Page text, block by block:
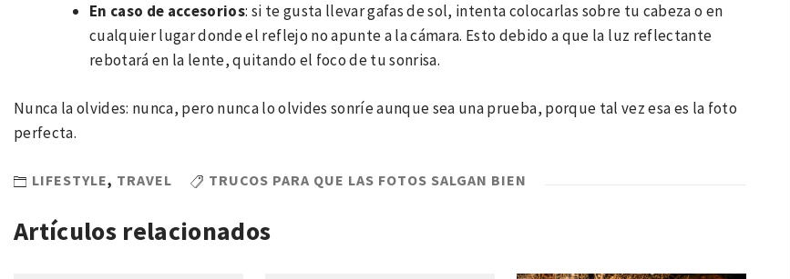
En caso de accesorios: si te gusta llevar gafas de sol, intenta colocarlas sobre tu cabeza o en
cualquier lugar donde el reflejo no apunte a la cámara. Esto debido a que la luz reflectante
rebotará en la lente, quitando el foco de tu sonrisa.
Nunca la olvides: nunca, pero nunca lo olvides sonríe aunque sea una prueba, porque tal vez esa es la foto
perfecta.
LIFESTYLE, TRAVEL TRUCOS PARA QUE LAS FOTOS SALGAN BIEN
Artículos relacionados